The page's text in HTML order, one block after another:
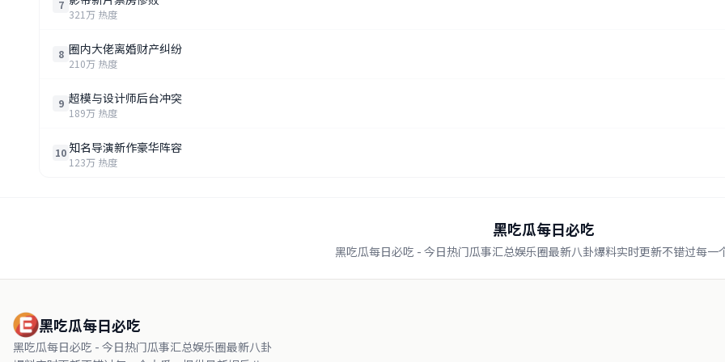
7
321万 热度
8 圈内大佬离婚财产纠纷
210万 热度
9 超模与设计师后台冲突
189万 热度
10 知名导演新作豪华阵容
123万 热度
黑吃瓜每日必吃
黑吃瓜每日必吃 - 今日热门瓜事汇总娱乐圈最新八卦爆料实时更新不错过每一
黑吃瓜每日必吃
黑吃瓜每日必吃 - 今日热门瓜事汇总娱乐圈最新八卦